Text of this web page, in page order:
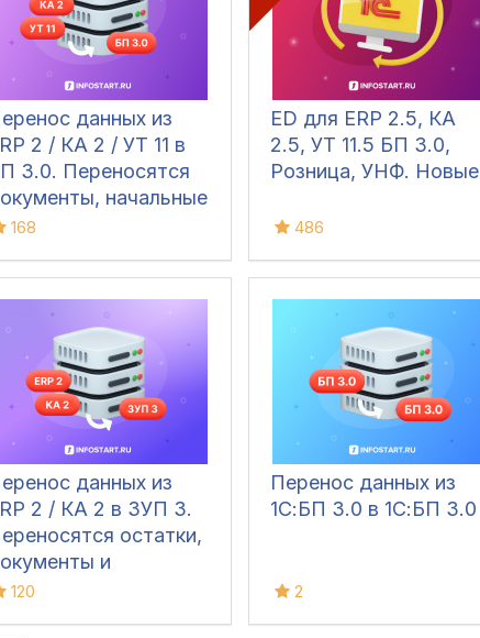
данных из
2 / КА 2 / УТ 11 в
3.0. Переносятся
начальные
и справочники
168
ED для ERP 2.5, КА
2.5, УТ 11.5 БП 3.0,
Розница, УНФ. Новые
486
данных из
2 / КА 2 в ЗУП 3.
остатки,
и
120
Перенос данных из
1С:БП 3.0 в 1С:БП 3.0
2